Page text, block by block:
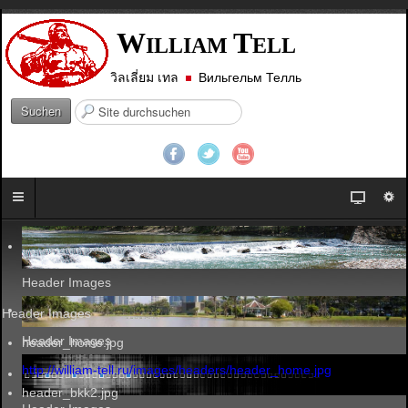
WILLIAM TELL
วิลเลี่ยม เทล Вильгельм Телль
Suchen
S
e
.
.
.
Header Images
Header Images
Header Images
header_home.jpg
http://william-tell.ru/images/headers/header_home.jpg
header_bkk2.jpg